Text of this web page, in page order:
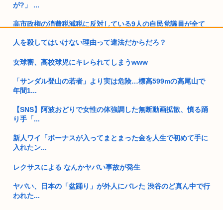
が?」 ...
高市政権の消費税減税に反対している9人の自民党議員が全て
結果...
ネトウヨ「在日特権やばい。働かずに年間600万円もらって豪
阿波おどりで女性のカラダを強調した動画が拡散されてるらし
保守を...
人を殺してはいけない理由って違法だからだろ？
女球審、高校球児にキレられてしまうwww
「サンダル登山の若者」より実は危険…標高599mの高尾山で
年間1...
【SNS】阿波おどりで女性の体強調した無断動画拡散、憤る踊
り手「...
新人ワイ「ボーナスが入ってまとまった金を人生で初めて手に
入れたン...
レクサスによる なんかヤバい事故が発生
ヤバい、日本の「盆踊り」が外人にバレた 渋谷のど真ん中で行
われた...